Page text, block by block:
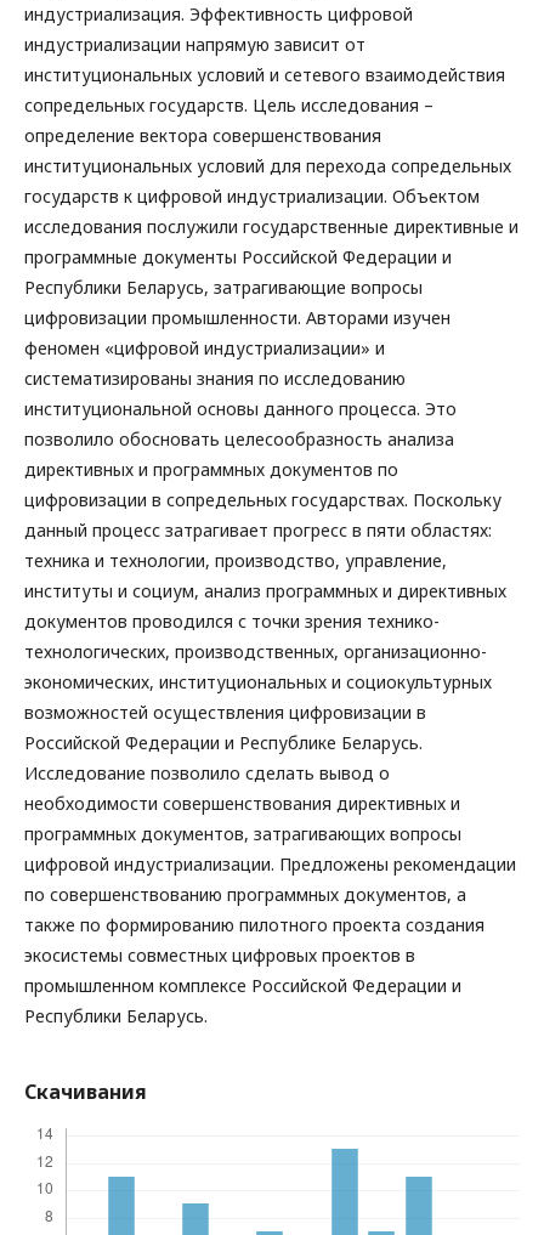
индустриализация. Эффективность цифровой
индустриализации напрямую зависит от
институциональных условий и сетевого взаимодействия
сопредельных государств. Цель исследования –
определение вектора совершенствования
институциональных условий для перехода сопредельных
государств к цифровой индустриализации. Объектом
исследования послужили государственные директивные и
программные документы Российской Федерации и
Республики Беларусь, затрагивающие вопросы
цифровизации промышленности. Авторами изучен
феномен «цифровой индустриализации» и
систематизированы знания по исследованию
институциональной основы данного процесса. Это
позволило обосновать целесообразность анализа
директивных и программных документов по
цифровизации в сопредельных государствах. Поскольку
данный процесс затрагивает прогресс в пяти областях:
техника и технологии, производство, управление,
институты и социум, анализ программных и директивных
документов проводился с точки зрения технико-
технологических, производственных, организационно-
экономических, институциональных и социокультурных
возможностей осуществления цифровизации в
Российской Федерации и Республике Беларусь.
Исследование позволило сделать вывод о
необходимости совершенствования директивных и
программных документов, затрагивающих вопросы
цифровой индустриализации. Предложены рекомендации
по совершенствованию программных документов, а
также по формированию пилотного проекта создания
экосистемы совместных цифровых проектов в
промышленном комплексе Российской Федерации и
Республики Беларусь.
Скачивания